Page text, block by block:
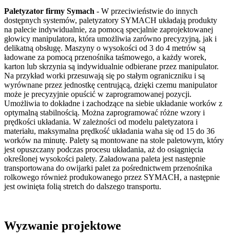
Paletyzator firmy Symach - W przeciwieństwie do innych
dostępnych systemów, paletyzatory SYMACH układają produkty
na palecie indywidualnie, za pomocą specjalnie zaprojektowanej
głowicy manipulatora, która umożliwia zarówno precyzyjną, jak i
delikatną obsługę. Maszyny o wysokości od 3 do 4 metrów są
ładowane za pomocą przenośnika taśmowego, a każdy worek,
karton lub skrzynia są indywidualnie odbierane przez manipulator.
Na przykład worki przesuwają się po stałym ograniczniku i są
wyrównane przez jednostkę centrującą, dzięki czemu manipulator
może je precyzyjnie opuścić w zaprogramowanej pozycji.
Umożliwia to dokładne i zachodzące na siebie układanie worków z
optymalną stabilnością. Można zaprogramować różne wzory i
prędkości układania. W zależności od modelu paletyzatora i
materiału, maksymalna prędkość układania waha się od 15 do 36
worków na minutę. Palety są montowane na stole paletowym, który
jest opuszczany podczas procesu układania, aż do osiągnięcia
określonej wysokości palety. Załadowana paleta jest następnie
transportowana do owijarki palet za pośrednictwem przenośnika
rolkowego również produkowanego przez SYMACH, a następnie
jest owinięta folią stretch do dalszego transportu.
Wyzwanie projektowe